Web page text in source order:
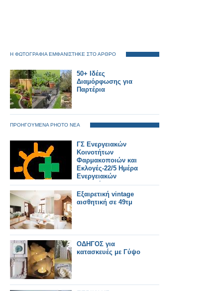
Η ΦΩΤΟΓΡΑΦΙΑ ΕΜΦΑΝΙΣΤΗΚΕ ΣΤΟ ΑΡΘΡΟ
50+ Ιδέες
Διαμόρφωσης για
Παρτέρια
ΠΡΟΗΓΟΥΜΕΝΑ PHOTO ΝΕΑ
ΓΣ Ενεργειακών
Κοινοτήτων
Φαρμακοποιών και
Εκλογές-22/5 Ημέρα
Ενεργειακών
Κοινοτήτων στην
Ευρώπη
Εξαιρετική vintage
αισθητική σε 49τμ
ΟΔΗΓΟΣ για
κατασκευές με Γύψο